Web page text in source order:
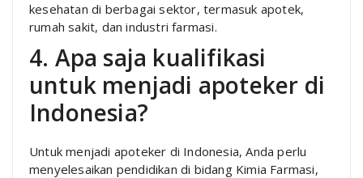
kesehatan di berbagai sektor, termasuk apotek,
rumah sakit, dan industri farmasi.
4. Apa saja kualifikasi
untuk menjadi apoteker di
Indonesia?
Untuk menjadi apoteker di Indonesia, Anda perlu
menyelesaikan pendidikan di bidang Kimia Farmasi,